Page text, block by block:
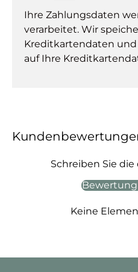
Ihre Zahlungsdaten
verarbeitet. Wir
Kreditkartendaten
auf Ihre
Schreiben Sie
Keine